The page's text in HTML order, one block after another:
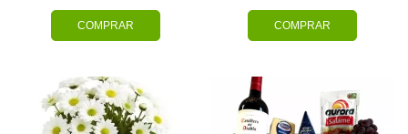
COMPRAR COMPRAR